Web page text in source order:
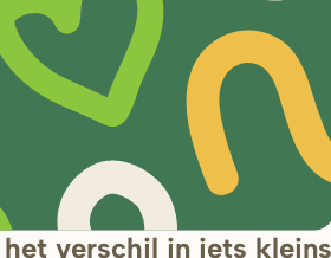
verschil in iets kleins